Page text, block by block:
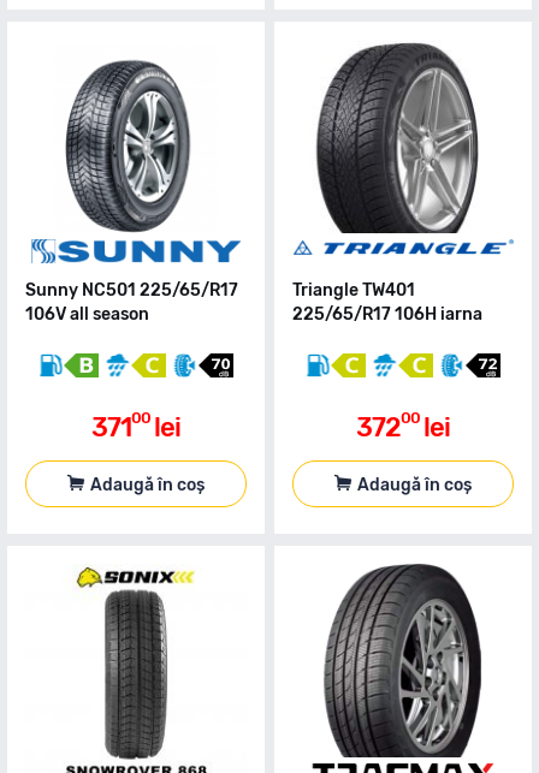
Sunny NC501 225/65/R17
106V all season
37100 lei
Adaugă în coș
Triangle TW401
225/65/R17 106H iarna
37200 lei
Adaugă în coș